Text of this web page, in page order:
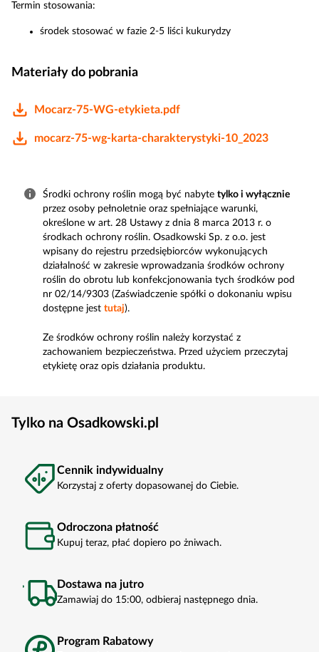
Termin stosowania:
środek stosować w fazie 2-5 liści kukurydzy
Materiały do pobrania
Mocarz-75-WG-etykieta.pdf
mocarz-75-wg-karta-charakterystyki-10_2023
Środki ochrony roślin mogą być nabyte tylko i wyłącznie
przez osoby pełnoletnie oraz spełniające warunki,
określone w art. 28 Ustawy z dnia 8 marca 2013 r. o
środkach ochrony roślin. Osadkowski Sp. z o.o. jest
wpisany do rejestru przedsiębiorców wykonujących
działalność w zakresie wprowadzania środków ochrony
roślin do obrotu lub konfekcjonowania tych środków pod
nr 02/14/9303 (Zaświadczenie spółki o dokonaniu wpisu
dostępne jest tutaj).
Ze środków ochrony roślin należy korzystać z
zachowaniem bezpieczeństwa. Przed użyciem przeczytaj
etykietę oraz opis działania produktu.
Tylko na Osadkowski.pl
Cennik indywidualny
Korzystaj z oferty dopasowanej do Ciebie.
Odroczona płatność
Kupuj teraz, płać dopiero po żniwach.
Dostawa na jutro
Zamawiaj do 15:00, odbieraj następnego dnia.
Program Rabatowy